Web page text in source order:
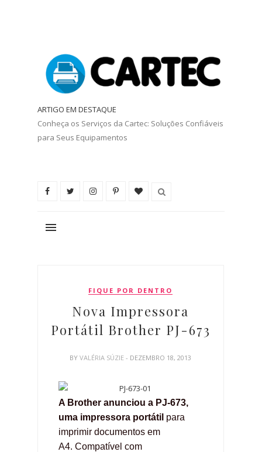
ARTIGO EM DESTAQUE
Conheça os Serviços da Cartec: Soluções Confiáveis
para Seus Equipamentos
FIQUE POR DENTRO
Nova Impressora
Portátil Brother PJ-673
BYVALÉRIA SÚZIE- DEZEMBRO 18, 2013
A Brother anunciou a PJ-673,
uma impressora portátil para
imprimir documentos em
A4. Compatível com